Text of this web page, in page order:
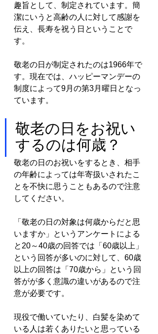
趣旨として、制定されています。簡
潔にいうと高齢の人に対して感謝を
伝え、長寿を祝う日ということで
す。
敬老の日が制定されたのは1966年で
す。現在では、ハッピーマンデーの
制度によって9月の第3月曜日となっ
ています。
敬老の日をお祝い
するのは何歳？
敬老の日のお祝いをするとき、相手
の年齢によっては年寄扱いされたこ
とを不快に思うこともあるので注意
してください。
「敬老の日の対象は何歳からだと思
いますか」というアンケートによる
と20～40歳の回答では「60歳以上」
という回答が多いのに対して、60歳
以上の回答は「70歳から」という回
答がが多く意識の違いがあるので注
意が必要です。
現役で働いていたり、白髪を染めて
いる人は若くありたいと思っている